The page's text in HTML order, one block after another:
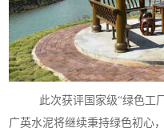
此次获评国家级“绿色工
广英水泥将继续秉持绿色初心